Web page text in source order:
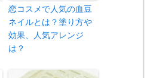
恋コスメで人気の血豆
ネイルとは？塗り方や
効果、人気アレンジ
は？